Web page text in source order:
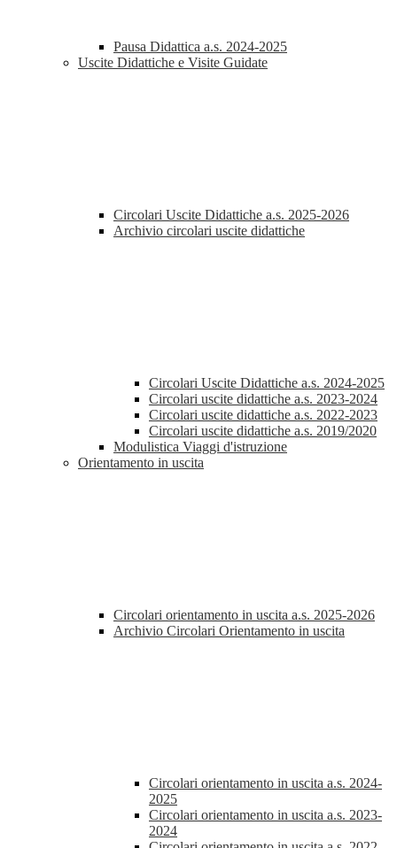
Pausa Didattica a.s. 2024-2025
Uscite Didattiche e Visite Guidate
Circolari Uscite Didattiche a.s. 2025-2026
Archivio circolari uscite didattiche
Circolari Uscite Didattiche a.s. 2024-2025
Circolari uscite didattiche a.s. 2023-2024
Circolari uscite didattiche a.s. 2022-2023
Circolari uscite didattiche a.s. 2019/2020
Modulistica Viaggi d'istruzione
Orientamento in uscita
Circolari orientamento in uscita a.s. 2025-2026
Archivio Circolari Orientamento in uscita
Circolari orientamento in uscita a.s. 2024-
2025
Circolari orientamento in uscita a.s. 2023-
2024